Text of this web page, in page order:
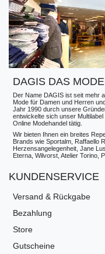
DAGIS DAS
Der Name DAGIS ist seit mehr
Mode für Damen und Herren
Jahr 1990 durch unsere
entwickelte sich unser
Online Modehandel tätig.
Wir bieten Ihnen ein breites
Brands wie Sportalm, Raffaello
Herzensangelegenheit, Jane
Eterna, Wilvorst, Atelier Torino,
KUNDENSERVICE
Versand & Rückgabe
Bezahlung
Store
Gutscheine